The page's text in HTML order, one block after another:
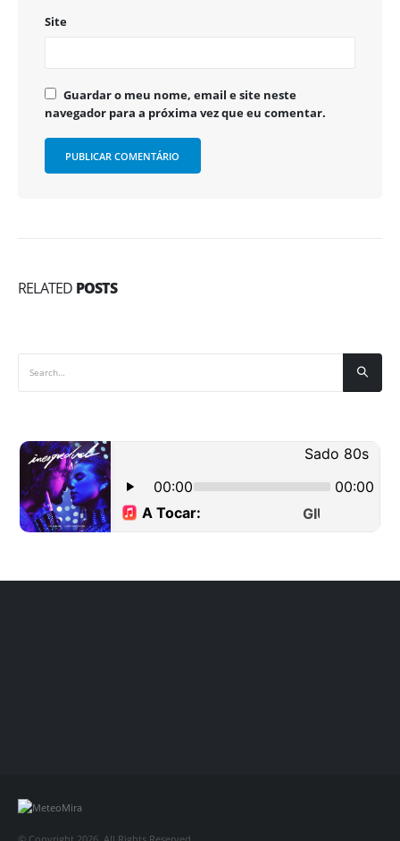
Site
Guardar o meu nome, email e site neste
navegador para a próxima vez que eu comentar.
RELATED POSTS